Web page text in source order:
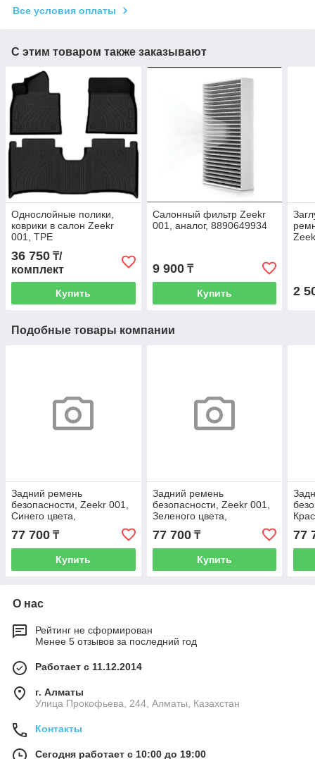
Все условия оплаты
С этим товаром также заказывают
Однослойные полики,
коврики в салон Zeekr
001, TPE
36 750 ₸/
комплект
Купить
Салонный фильтр Zeekr
001, аналог, 8890649934
9 900₸
Купить 2
Подобные товары компании
Задний ремень
безопасности, Zeekr 001,
Синего цвета,
77 700 ₸
Купить
Задний ремень
безопасности, Zeekr 001,
Зеленого цвета,
77 700₸
Купить
77
О нас
Рейтинг не сформирован
Менее 5 отзывов за последний год
Работает с 11.12.2014
г. Алматы
​Улица Прокофьева, 244, Алматы, Казахстан
Контакты
Сегодня работает с 10:00 до 19:00